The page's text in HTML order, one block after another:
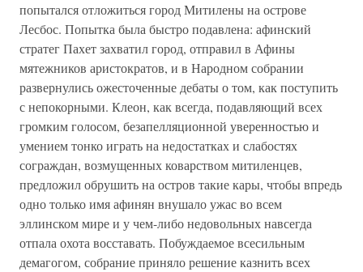
попытался отложиться город Митилены на острове
Лесбос. Попытка была быстро подавлена: афинский
стратег Пахет захватил город, отправил в Афины
мятежников аристократов, и в Народном собрании
развернулись ожесточенные дебаты о том, как поступить
с непокорными. Клеон, как всегда, подавляющий всех
громким голосом, безапелляционной уверенностью и
умением тонко играть на недостатках и слабостях
сограждан, возмущенных коварством митиленцев,
предложил обрушить на остров такие кары, чтобы впредь
одно только имя афинян внушало ужас во всем
эллинском мире и у чем-либо недовольных навсегда
отпала охота восставать. Побуждаемое всесильным
демагогом, собрание приняло решение казнить всех